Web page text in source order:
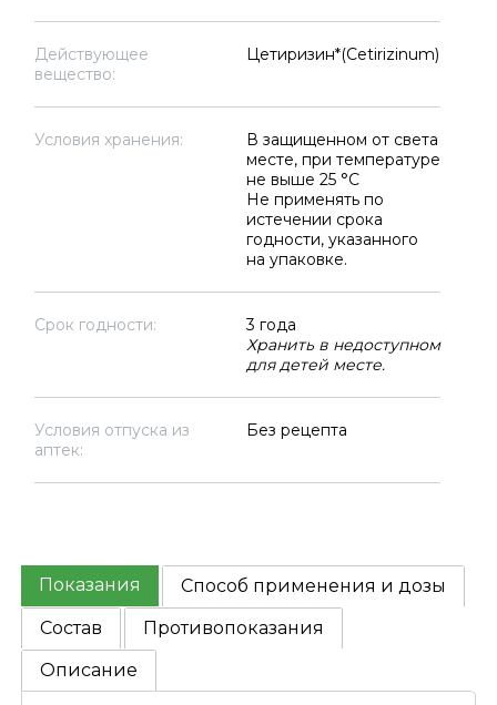
Действующее
вещество:
Цетиризин*(Cetirizinum)
Условия хранения:
В защищенном от света
месте, при температуре
не выше 25 °C
Не применять по
истечении срока
годности, указанного
на упаковке.
Срок годности:
3 года
Хранить в недоступном
для детей месте.
Условия отпуска из
аптек:
Без рецепта
Показания
Способ применения и дозы
Состав
Противопоказания
Описание